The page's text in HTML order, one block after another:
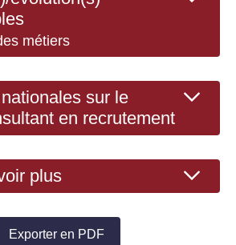
métiers
sur le
en recrutement
plus
Exporter en PDF